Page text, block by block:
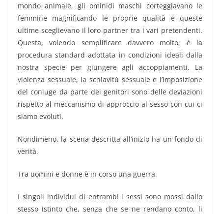
mondo animale, gli ominidi maschi corteggiavano le
femmine magnificando le proprie qualità e queste
ultime sceglievano il loro partner tra i vari pretendenti.
Questa, volendo semplificare davvero molto, è la
procedura standard adottata in condizioni ideali dalla
nostra specie per giungere agli accoppiamenti. La
violenza sessuale, la schiavitù sessuale e l’imposizione
del coniuge da parte dei genitori sono delle deviazioni
rispetto al meccanismo di approccio al sesso con cui ci
siamo evoluti.
Nondimeno, la scena descritta all’inizio ha un fondo di
verità.
Tra uomini e donne è in corso una guerra.
I singoli individui di entrambi i sessi sono mossi dallo
stesso istinto che, senza che se ne rendano conto, li